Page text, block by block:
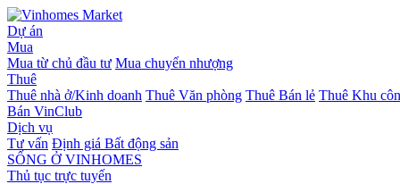
Dự án
Mua
Mua từ chủ đầu tư Mua chuyển nhượng
Thuê
Thuê nhà ở/Kinh doanh Thuê Văn phòng Thuê Bán lẻ Thuê Khu
Bán VinClub
Dịch vụ
Tư vấn Định giá Bất động sản
SỐNG Ở VINHOMES
Thủ tục trực tuyến